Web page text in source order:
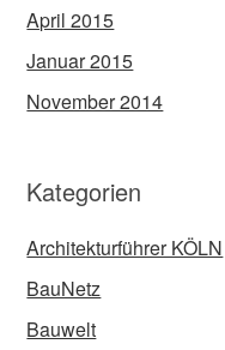
April 2015
Januar 2015
November 2014
Kategorien
Architekturführer KÖLN
BauNetz
Bauwelt